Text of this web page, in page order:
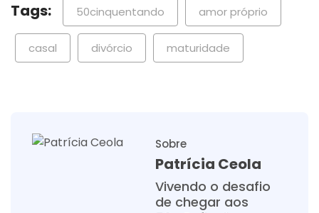
Tags: 50cinquentando amor próprio
casal divórcio maturidade
Sobre
Patrícia Ceola
Vivendo o desafio
de chegar aos